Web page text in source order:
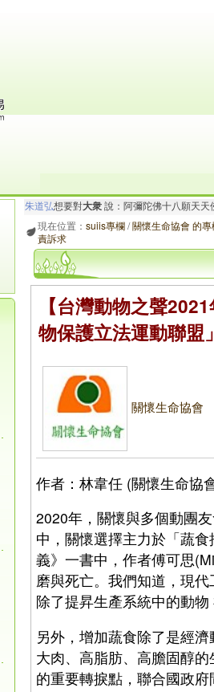
朱道弘想要對 大衆說：阿彌陀佛十八願天
maysnow...想要對 有情眾生說：阿彌陀佛.
現在位置： suiis專欄/關懷生命協會 的專
責訴求
【台灣動物之聲
物保護立法運動聯盟
關懷生命協會
作者：林韋任 (關懷生命協
2020年，關懷與多個動團
中，關懷選擇主力於「蔬
義》一書中，作者傅可思
磨與死亡。我們知道，現
除了提昇生產系統中的動
另外，增加蔬食除了是經
大肉、高脂肪、高膽固醇
的重要轉捩點，聯合國政